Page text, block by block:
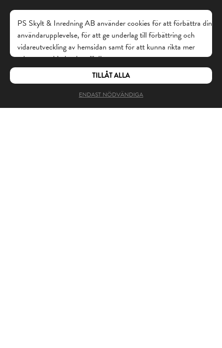
Sunrise
PLISSE
PS Skylt & Inredning AB använder cookies för att förbättra din
användarupplevelse, för att ge underlag till förbättring och
vidareutveckling av hemsidan samt för att kunna rikta mer
relevanta erbjudanden till dig.
personuppgiftspolicy. Om du samtycker till vår
Tillåt alla. Om du vill ändra ditt val i efterhand
ENDAST NÖDVÄNDIGA
TILLÅT ALLA